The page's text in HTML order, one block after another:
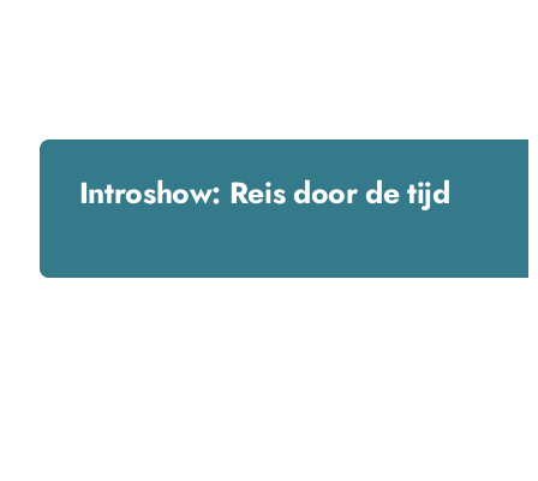
Introshow: Reis door de tijd